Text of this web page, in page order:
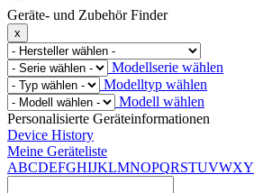
Geräte- und Zubehör Finder
x
Modellserie wählen
Modelltyp wählen
Modell wählen
Personalisierte Geräteinformationen
Device History
Meine Geräteliste
ABCDEFGHIJKLMNOPQRSTUVWXY